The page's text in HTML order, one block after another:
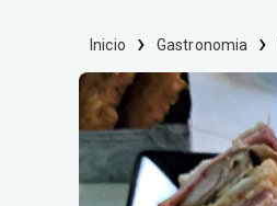
Inicio Gastronomia